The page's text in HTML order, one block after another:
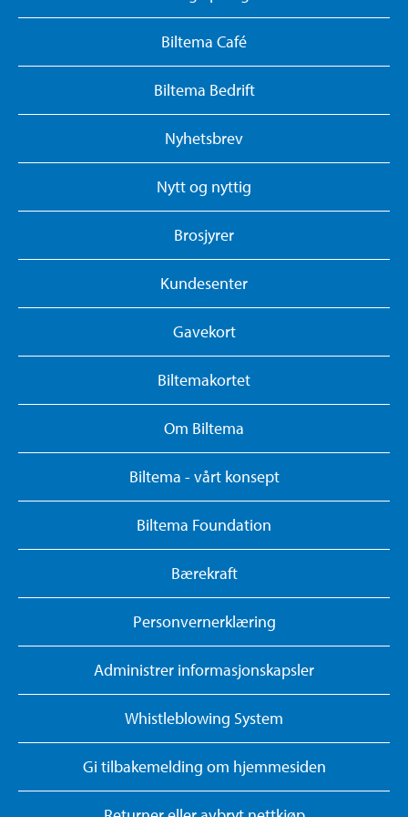
Biltema Café
Biltema Bedrift
Nyhetsbrev
Nytt og nyttig
Brosjyrer
Kundesenter
Gavekort
Biltemakortet
Om Biltema
Biltema - vårt konsept
Biltema Foundation
Bærekraft
Personvernerklæring
Administrer informasjonskapsler
Whistleblowing System
Gi tilbakemelding om hjemmesiden